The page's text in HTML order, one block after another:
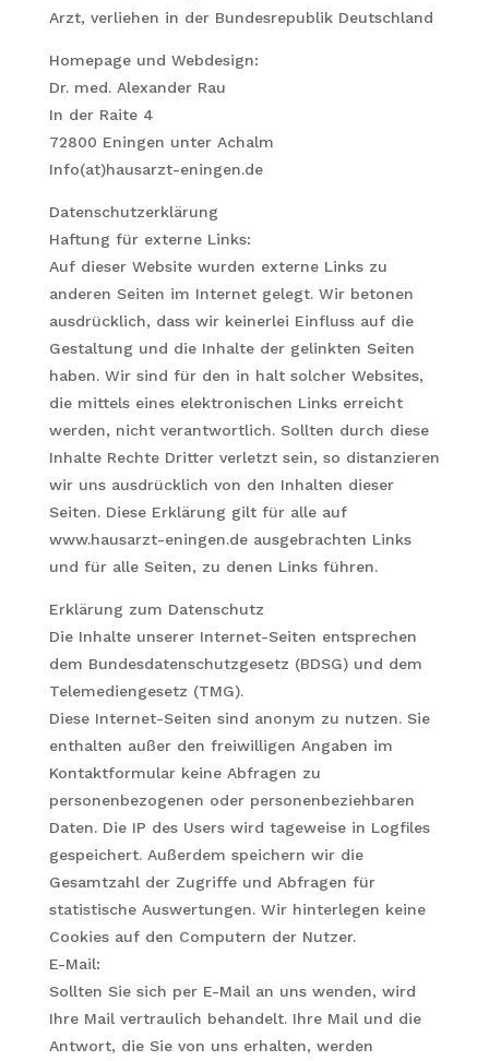
Arzt, verliehen in der Bundesrepublik Deutschland
Homepage und Webdesign:
Dr. med. Alexander Rau
In der Raite 4
72800 Eningen unter Achalm
Info(at)hausarzt-eningen.de
Datenschutzerklärung
Haftung für externe Links:
Auf dieser Website wurden externe Links zu
anderen Seiten im Internet gelegt. Wir betonen
ausdrücklich, dass wir keinerlei Einfluss auf die
Gestaltung und die Inhalte der gelinkten Seiten
haben. Wir sind für den in halt solcher Websites,
die mittels eines elektronischen Links erreicht
werden, nicht verantwortlich. Sollten durch diese
Inhalte Rechte Dritter verletzt sein, so distanzieren
wir uns ausdrücklich von den Inhalten dieser
Seiten. Diese Erklärung gilt für alle auf
www.hausarzt-eningen.de ausgebrachten Links
und für alle Seiten, zu denen Links führen.
Erklärung zum Datenschutz
Die Inhalte unserer Internet-Seiten entsprechen
dem Bundesdatenschutzgesetz (BDSG) und dem
Telemediengesetz (TMG).
Diese Internet-Seiten sind anonym zu nutzen. Sie
enthalten außer den freiwilligen Angaben im
Kontaktformular keine Abfragen zu
personenbezogenen oder personenbeziehbaren
Daten. Die IP des Users wird tageweise in Logfiles
gespeichert. Außerdem speichern wir die
Gesamtzahl der Zugriffe und Abfragen für
statistische Auswertungen. Wir hinterlegen keine
Cookies auf den Computern der Nutzer.
E-Mail:
Sollten Sie sich per E-Mail an uns wenden, wird
Ihre Mail vertraulich behandelt. Ihre Mail und die
Antwort, die Sie von uns erhalten, werden